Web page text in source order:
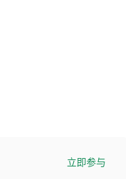
立即参与